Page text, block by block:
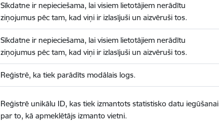
Sīkdatne ir nepieciešama, lai visiem lietotājiem nerādītu
ziņojumus pēc tam, kad viņi ir izlasījuši un aizvēruši tos.
Sīkdatne ir nepieciešama, lai visiem lietotājiem nerādītu
ziņojumus pēc tam, kad viņi ir izlasījuši un aizvēruši tos.
Reģistrē, ka tiek parādīts modālais logs.
Reģistrē unikālu ID, kas tiek izmantots statistisko datu iegūšanai
par to, kā apmeklētājs izmanto vietni.